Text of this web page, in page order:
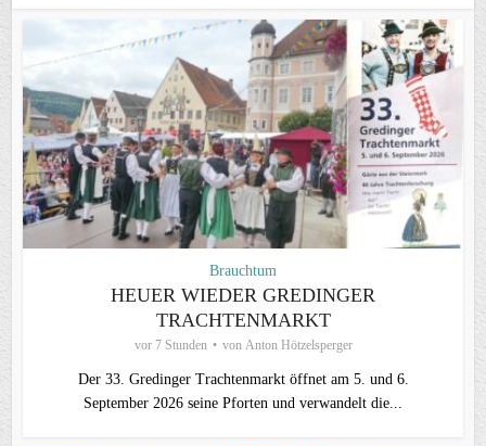
Brauchtum
HEUER WIEDER GREDINGER
TRACHTENMARKT
vor 7 Stunden von Anton Hötzelsperger
Der 33. Gredinger Trachtenmarkt öffnet am 5. und 6.
September 2026 seine Pforten und verwandelt die...